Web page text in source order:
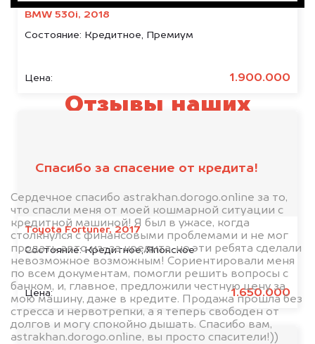
BMW 530i, 2018
Состояние: Кредитное, Премиум
Цена: 1.900.000
Toyota Fortuner, 2017
Состояние:Кредитное, Японское
Цена: 1.650.000
Отзывы наших
Спасибо за спасение от кредита!
Сердечное спасибо astrakhan.dorogo.online за то,
что спасли меня от моей кошмарной ситуации с
кредитной машиной! Я был в ужасе, когда
столкнулся с финансовыми проблемами и не мог
продать авто из-за кредита, но эти ребята сделали
невозможное возможным! Сориентировали меня
по всем документам, помогли решить вопросы с
банком, и, главное, предложили честную цену за
мою машину, даже в кредите. Продажа прошла без
стресса и нервотрепки, а я теперь свободен от
долгов и могу спокойно дышать. Спасибо вам,
astrakhan.dorogo.online, вы просто спасители!))